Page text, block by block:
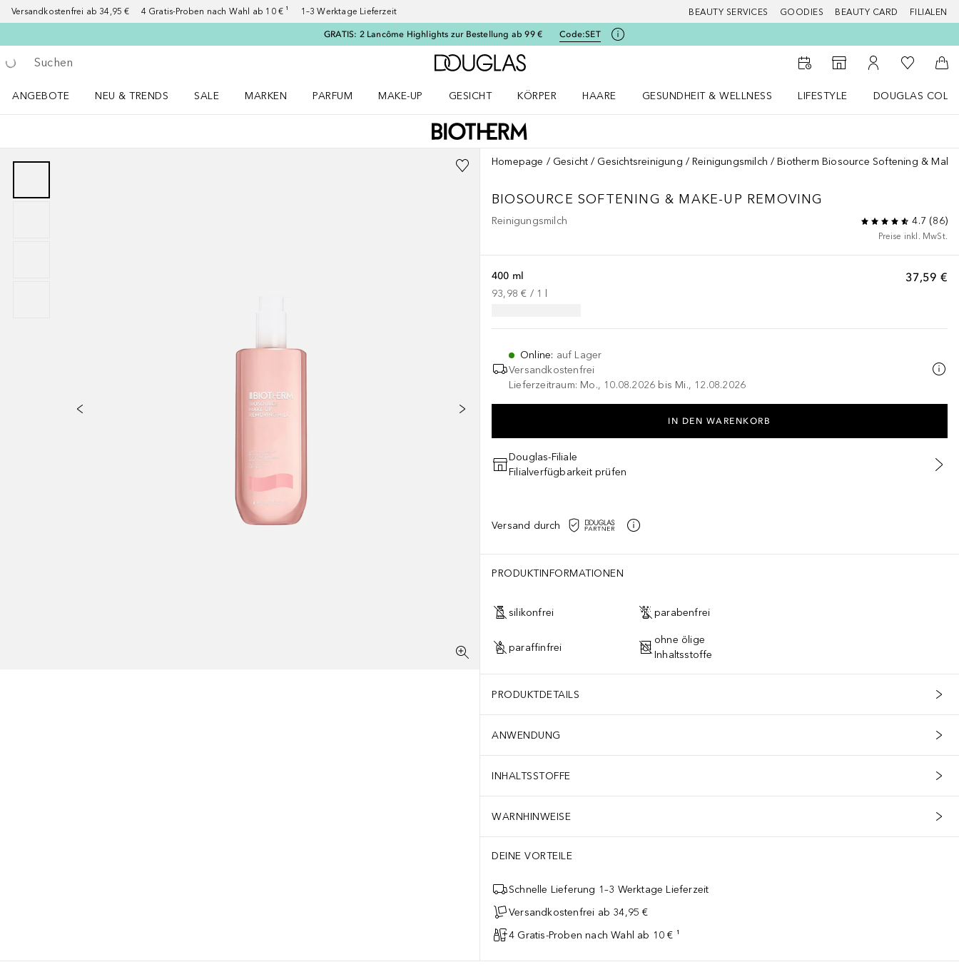
Versandkostenfrei ab 34,95 € 4 Gratis-Proben nach Wahl ab 10 € ¹ 1–3 Werktage Lieferzeit BEAUTY SERVICES GOODIES BEAUTY CARD FILIALEN
GRATIS: 2 Lancôme Highlights zur Bestellung ab 99 € Code:SET
Gehe zurück
Suche ausführen
Zur Douglas Startseite
Zum Storefinder
Zu Meinem
Zu Meiner
ANGEBOTE
NEU & TRENDS
SALE
MARKEN
PARFUM
MAKE-UP
GESICHT
KÖRPER
HAARE
GESUNDHEIT & WELLNESS
LIFESTYLE
DOUGLAS
Homepage Gesicht Gesichtsreinigung Reinigungsmilch Biotherm Biosource Softening &
BIOSOURCE SOFTENING & MAKE-UP REMOVING
Reinigungsmilch 4.7 (86)
Preise inkl. MwSt.
37,59 €
400 ml
93,98 € / 1
Online: auf Lager
Versandkostenfrei
Lieferzeitraum: Mo., 10.08.2026 bis Mi., 12.08.2026
IN DEN WARENKORB
Douglas-Filiale
Filialverfügbarkeit prüfen
Versand durch
PRODUKTINFORMATIONEN
silikonfrei parabenfrei
paraffinfrei
ohne ölige
Inhaltsstoffe
PRODUKTDETAILS
ANWENDUNG
INHALTSSTOFFE
WARNHINWEISE
DEINE VORTEILE
Schnelle Lieferung 1–3 Werktage Lieferzeit
Versandkostenfrei ab 34,95 €
4 Gratis-Proben nach Wahl ab 10 € ¹